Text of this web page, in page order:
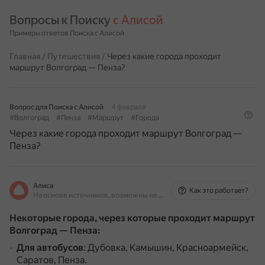
Вопросы к Поиску с Алисой
Примеры ответов Поиска с Алисой
Главная / Путешествия / Через какие города проходит
маршрут Волгоград — Пенза?
Вопрос для Поиска с Алисой
4 февраля
#Волгоград
#Пенза #Маршрут #Города
Через какие города проходит маршрут Волгоград —
Пенза?
Алиса
На основе источников, возможны неточности
Как это работает?
Некоторые города, через которые проходит маршрут
Волгоград — Пенза:
Для автобусов: Дубовка, Камышин, Красноармейск,
Саратов, Пенза.